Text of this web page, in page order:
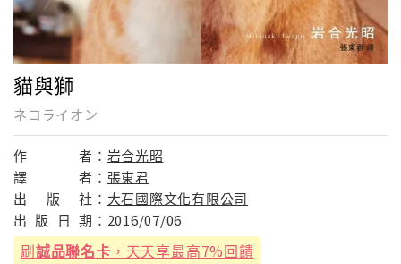
貓與獅
ネコライオン
作 者： 岩合光昭
譯
者： 張東君
出
版 社： 大石國際文化有限公司
出 版 日 期： 2016/07/06
刷誠品聯名卡 ，天天享最高7%回饋